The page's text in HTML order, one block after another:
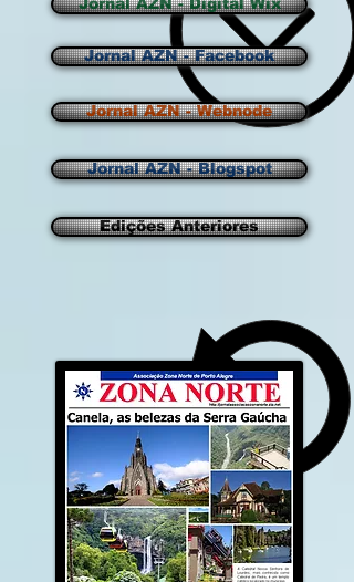
Jornal AZN - Facebook
Jornal AZN - Webnode
Jornal AZN - Blogspot
Edições Anteriores